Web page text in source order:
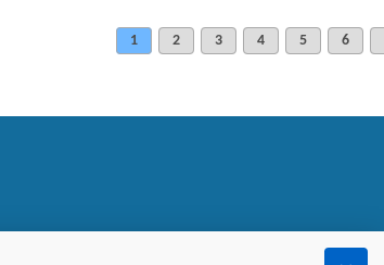
1 2 3 4 5 6